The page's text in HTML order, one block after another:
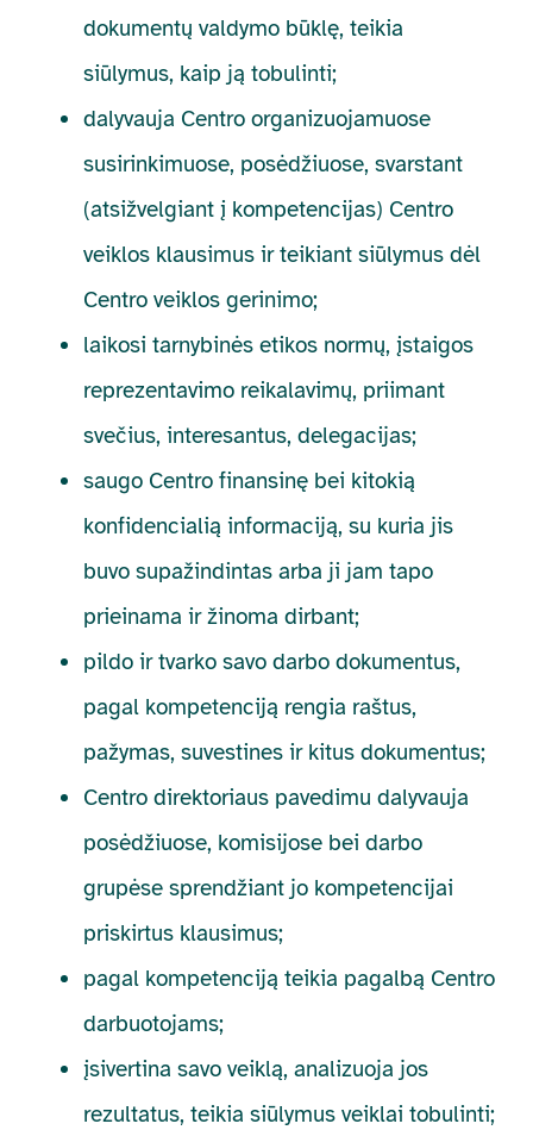
dokumentų valdymo būklę, teikia
siūlymus, kaip ją tobulinti;
dalyvauja Centro organizuojamuose
susirinkimuose, posėdžiuose, svarstant
(atsižvelgiant į kompetencijas) Centro
veiklos klausimus ir teikiant siūlymus dėl
Centro veiklos gerinimo;
laikosi tarnybinės etikos normų, įstaigos
reprezentavimo reikalavimų, priimant
svečius, interesantus, delegacijas;
saugo Centro finansinę bei kitokią
konfidencialią informaciją, su kuria jis
buvo supažindintas arba ji jam tapo
prieinama ir žinoma dirbant;
pildo ir tvarko savo darbo dokumentus,
pagal kompetenciją rengia raštus,
pažymas, suvestines ir kitus dokumentus;
Centro direktoriaus pavedimu dalyvauja
posėdžiuose, komisijose bei darbo
grupėse sprendžiant jo kompetencijai
priskirtus klausimus;
pagal kompetenciją teikia pagalbą Centro
darbuotojams;
įsivertina savo veiklą, analizuoja jos
rezultatus, teikia siūlymus veiklai tobulinti;